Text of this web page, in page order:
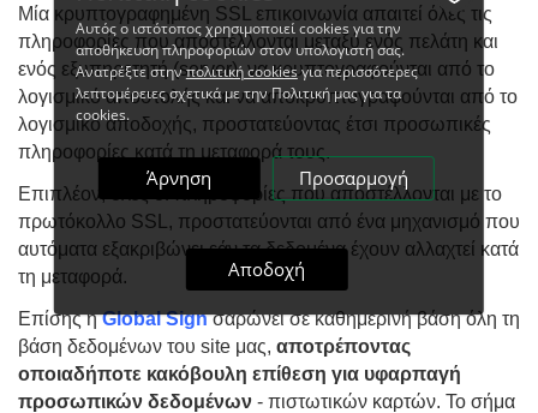
Μία κρυπτογραφημένη SSL επικοινωνία απαιτεί όλες τις
πληροφορίες που αποστέλλονται μεταξύ ενός πελάτη και
ενός εξυπηρετητή (server), να κρυπτογραφούνται από το
λογισμικό αποστολής και να αποκρυπτογραφούνται από το
λογισμικό αποδοχής, προστατεύοντας έτσι προσωπικές
πληροφορίες κατά τη μεταφορά τους.
Επιπλέον, όλες οι πληροφορίες που αποστέλλονται με το
πρωτόκολλο SSL, προστατεύονται από ένα μηχανισμό που
αυτόματα εξακριβώνει εάν τα δεδομένα έχουν αλλαχτεί κατά
τη μεταφορά.
Επίσης ηGlobal Signσαρώνει σε καθημερινή βάση όλη τη
βάση δεδομένων του site μας, αποτρέποντας
οποιαδήποτε κακόβουλη επίθεση για υφαρπαγή
προσωπικών δεδομένων - πιστωτικών καρτών. Το σήμα
Αυτός ο ιστότοπος χρησιμοποιεί cookies για την
αποθήκευση πληροφοριών στον υπολογιστή σας.
Ανατρέξτε στηνπολιτική cookiesγια περισσότερες
λεπτομέρειες σχετικά με την Πολιτική μας για τα
cookies.
Άρνηση Προσαρμογή
Αποδοχή